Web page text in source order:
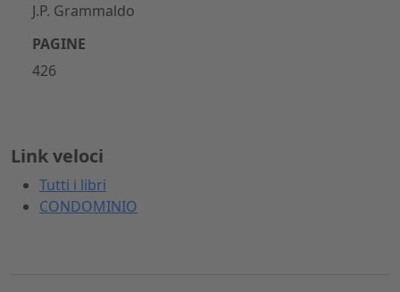
J.P. Grammaldo
PAGINE
426
Link veloci
Tutti i libri
CONDOMINIO